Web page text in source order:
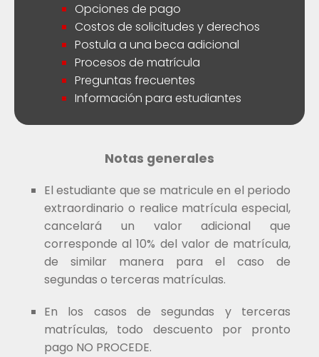
Opciones de pago
Costos de solicitudes y derechos
Postula a una beca adicional
Procesos de matrícula
Preguntas frecuentes
Información para estudiantes
Notas generales
El estudiante que se matricule en el periodo
extraordinario o realice matrícula especial,
cancelará un valor adicional que
corresponde al 10% del valor de matrícula,
de similar manera para el caso de
segundas o terceras matrículas.
En los casos de segundas y terceras
matrículas, todo descuento por pronto
pago NO PROCEDE.